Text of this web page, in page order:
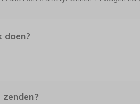
doen?